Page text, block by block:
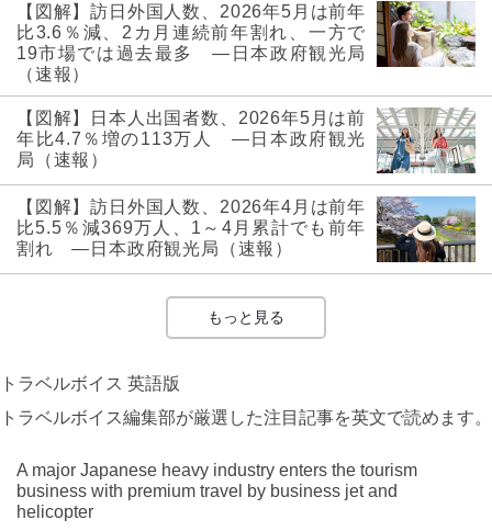
【図解】訪日外国人数、2026年5月は前年
比3.6％減、2カ月連続前年割れ、一方で
19市場では過去最多 ―日本政府観光局
（速報）
【図解】日本人出国者数、2026年5月は前
年比4.7％増の113万人 ―日本政府観光
局（速報）
【図解】訪日外国人数、2026年4月は前年
比5.5％減369万人、1～4月累計でも前年
割れ ―日本政府観光局（速報）
もっと見る
トラベルボイス 英語版
トラベルボイス編集部が厳選した注目記事を英文で読めます。
A major Japanese heavy industry enters the tourism
business with premium travel by business jet and
helicopter